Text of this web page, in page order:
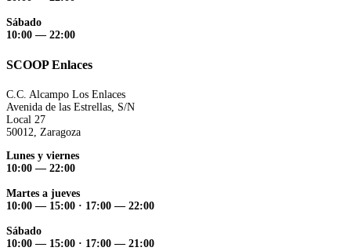
Sábado
10:00 — 22:00
SCOOP Enlaces
C.C. Alcampo Los Enlaces
Avenida de las Estrellas, S/N
Local 27
50012, Zaragoza
Lunes y viernes
10:00 — 22:00
Martes a jueves
10:00 — 15:00 · 17:00 — 22:00
Sábado
10:00 — 15:00 · 17:00 — 21:00